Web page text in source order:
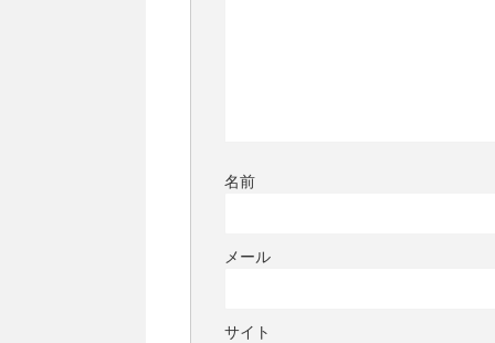
名前
メール
サイト